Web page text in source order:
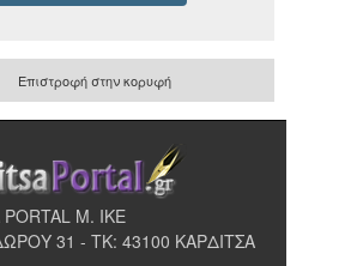
Επιστροφή στην κορυφή
PORTAL Μ. ΙΚΕ
31 - ΤΚ: 43100 ΚΑΡΔΙΤΣΑ